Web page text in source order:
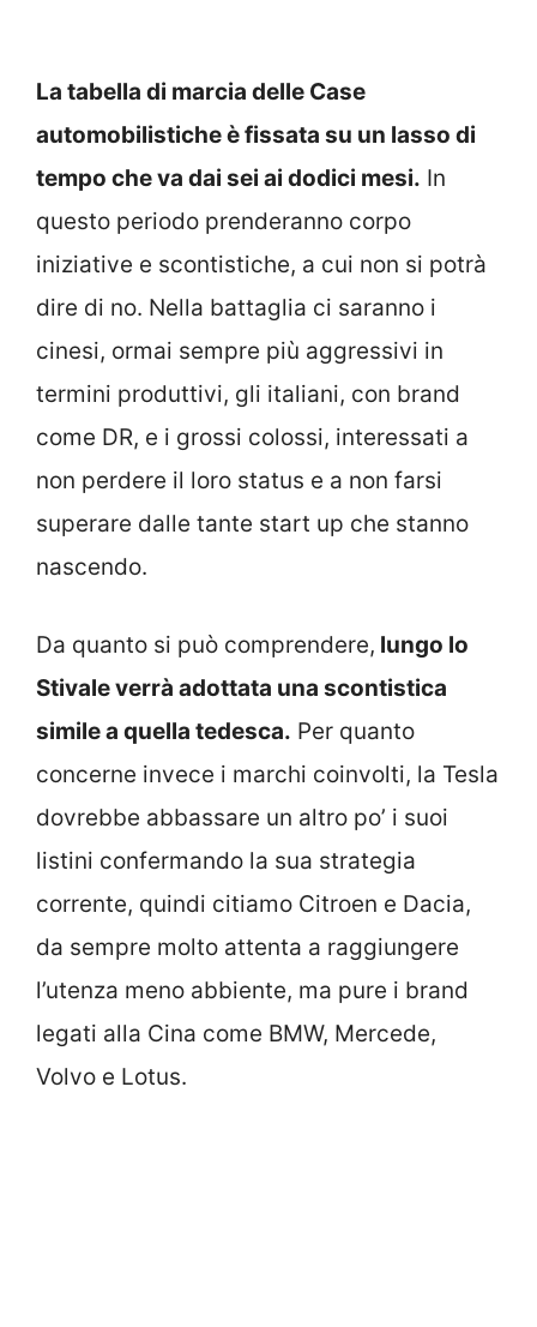
La tabella di marcia delle Case
automobilistiche è fissata su un lasso di
tempo che va dai sei ai dodici mesi. In
questo periodo prenderanno corpo
iniziative e scontistiche, a cui non si potrà
dire di no. Nella battaglia ci saranno i
cinesi, ormai sempre più aggressivi in
termini produttivi, gli italiani, con brand
come DR, e i grossi colossi, interessati a
non perdere il loro status e a non farsi
superare dalle tante start up che stanno
nascendo.
Da quanto si può comprendere, lungo lo
Stivale verrà adottata una scontistica
simile a quella tedesca. Per quanto
concerne invece i marchi coinvolti, la Tesla
dovrebbe abbassare un altro po’ i suoi
listini confermando la sua strategia
corrente, quindi citiamo Citroen e Dacia,
da sempre molto attenta a raggiungere
l’utenza meno abbiente, ma pure i brand
legati alla Cina come BMW, Mercede,
Volvo e Lotus.